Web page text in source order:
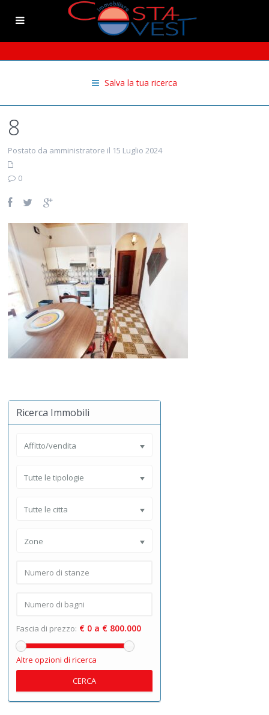
Salva la tua ricerca
8
Postato da amministratore il 15 Luglio 2024
0
Ricerca Immobili
Affitto/vendita
Tutte le tipologie
Tutte le citta
Zone
Fascia di prezzo: € 0 a € 800.000
Altre opzioni di ricerca
CERCA